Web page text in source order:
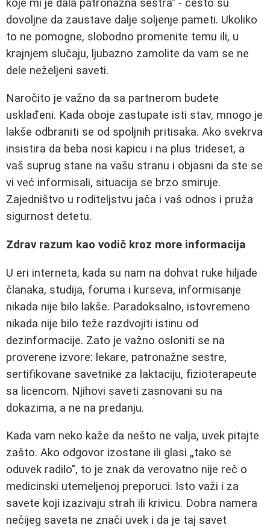
koje mi je dala patronažna sestra" - često su
dovoljne da zaustave dalje soljenje pameti. Ukoliko
to ne pomogne, slobodno promenite temu ili, u
krajnjem slučaju, ljubazno zamolite da vam se ne
dele neželjeni saveti.
Naročito je važno da sa partnerom budete
usklađeni. Kada oboje zastupate isti stav, mnogo je
lakše odbraniti se od spoljnih pritisaka. Ako svekrva
insistira da beba nosi kapicu i na plus trideset, a
vaš suprug stane na vašu stranu i objasni da ste se
vi već informisali, situacija se brzo smiruje.
Zajedništvo u roditeljstvu jača i vaš odnos i pruža
sigurnost detetu.
Zdrav razum kao vodič kroz more informacija
U eri interneta, kada su nam na dohvat ruke hiljade
članaka, studija, foruma i kurseva, informisanje
nikada nije bilo lakše. Paradoksalno, istovremeno
nikada nije bilo teže razdvojiti istinu od
dezinformacije. Zato je važno osloniti se na
proverene izvore: lekare, patronažne sestre,
sertifikovane savetnike za laktaciju, fizioterapeute
sa licencom. Njihovi saveti zasnovani su na
dokazima, a ne na predanju.
Kada vam neko kaže da nešto ne valja, uvek pitajte
zašto. Ako odgovor izostane ili glasi „tako se
oduvek radilo", to je znak da verovatno nije reč o
medicinski utemeljenoj preporuci. Isto važi i za
savete koji izazivaju strah ili krivicu. Dobra namera
nečijeg saveta ne znači uvek i da je taj savet